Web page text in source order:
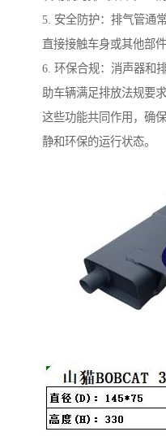
5. 安全防护：排气管通
直接接触车身或其他部
6. 环保合规：消声器和
助车辆满足排放法规要
这些功能共同作用，确
静和环保的运行状态。